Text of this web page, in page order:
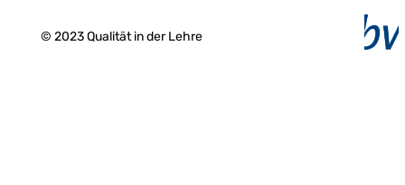
© 2023 Qualität in der Lehre